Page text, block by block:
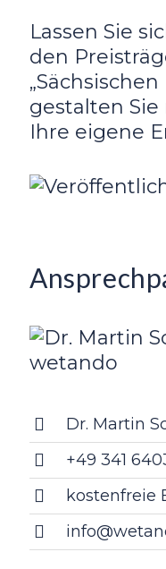
Lassen Sie
den
gestalten
Ihre eigene
Dr. Martin
+49 341
kostenfreie